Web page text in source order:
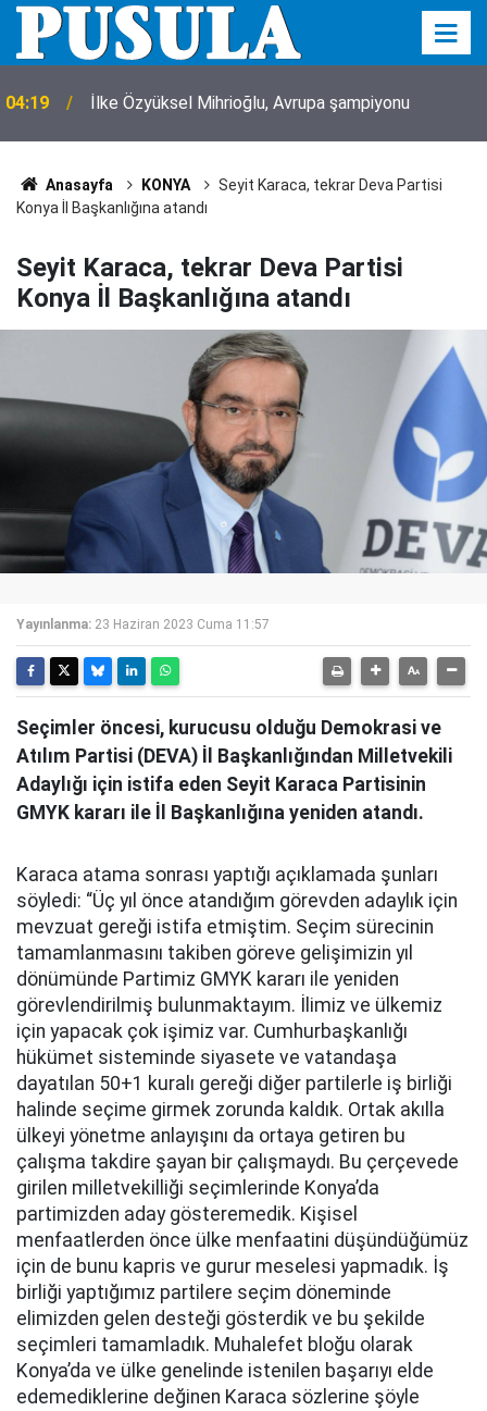
04:19 İlke Özyüksel Mihrioğlu, Avrupa şampiyonu
Anasayfa KONYA
Seyit Karaca, tekrar Deva Partisi
Konya İl Başkanlığına atandı
Seyit Karaca, tekrar Deva Partisi
Konya İl Başkanlığına atandı
Yayınlanma: 23 Haziran 2023 Cuma 11:57
Seçimler öncesi, kurucusu olduğu Demokrasi ve
Atılım Partisi (DEVA) İl Başkanlığından Milletvekili
Adaylığı için istifa eden Seyit Karaca Partisinin
GMYK kararı ile İl Başkanlığına yeniden atandı.
Karaca atama sonrası yaptığı açıklamada şunları
söyledi: “Üç yıl önce atandığım görevden adaylık için
mevzuat gereği istifa etmiştim. Seçim sürecinin
tamamlanmasını takiben göreve gelişimizin yıl
dönümünde Partimiz GMYK kararı ile yeniden
görevlendirilmiş bulunmaktayım. İlimiz ve ülkemiz
için yapacak çok işimiz var. Cumhurbaşkanlığı
hükümet sisteminde siyasete ve vatandaşa
dayatılan 50+1 kuralı gereği diğer partilerle iş birliği
halinde seçime girmek zorunda kaldık. Ortak akılla
ülkeyi yönetme anlayışını da ortaya getiren bu
çalışma takdire şayan bir çalışmaydı. Bu çerçevede
girilen milletvekilliği seçimlerinde Konya’da
partimizden aday gösteremedik. Kişisel
menfaatlerden önce ülke menfaatini düşündüğümüz
için de bunu kapris ve gurur meselesi yapmadık. İş
birliği yaptığımız partilere seçim döneminde
elimizden gelen desteği gösterdik ve bu şekilde
seçimleri tamamladık. Muhalefet bloğu olarak
Konya’da ve ülke genelinde istenilen başarıyı elde
edemediklerine değinen Karaca sözlerine şöyle